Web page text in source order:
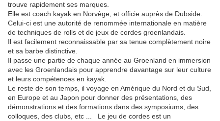
trouve rapidement ses marques.
Elle est coach kayak en Norvège, et officie auprès de Dubside.
Celui-ci est une autorité de renommée internationale en matière
de techniques de rolls et de jeux de cordes groenlandais.
Il est facilement reconnaissable par sa tenue complètement noire
et sa barbe distinctive.
Il passe une partie de chaque année au Groenland en immersion
avec les Groenlandais pour apprendre davantage sur leur culture
et leurs compétences en kayak.
Le reste de son temps, il voyage en Amérique du Nord et du Sud,
en Europe et au Japon pour donner des présentations, des
démonstrations et des formations dans des symposiums, des
colloques, des clubs, etc ...
Le jeu de cordes est un